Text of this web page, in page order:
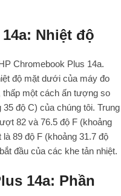
Nhiệt độ
Chromebook Plus 14a.
độ mặt dưới của máy đo
một cách ấn tượng so
độ C) của chúng tôi. Trung
82 và 76.5 độ F (khoảng
89 độ F (khoảng 31.7 độ
đầu của các khe tản nhiệt.
14a: Phần